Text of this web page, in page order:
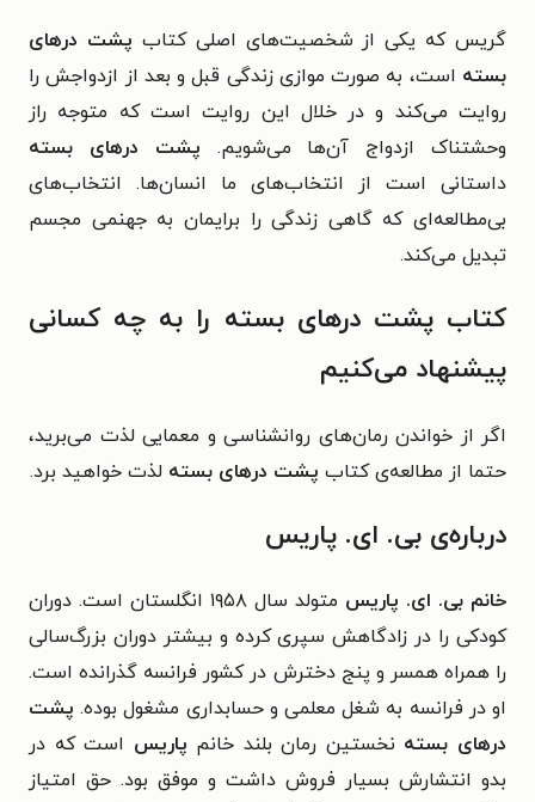
گریس که یکی از شخصیت‌های اصلی کتاب پشت درهای
بسته است، به صورت موازی زندگی قبل و بعد از ازدواجش را
روایت می‌کند و در خلال این روایت است که متوجه راز
وحشتناک ازدواج آن‌ها می‌شویم. پشت درهای بسته
داستانی است از انتخاب‌های ما انسان‌ها. انتخاب‌های
بی‌مطالعه‌ای که گاهی زندگی را برایمان به جهنمی مجسم
تبدیل می‌کند.
کتاب پشت درهای بسته را به چه کسانی
پیشنهاد می‌کنیم
اگر از خواندن رمان‌های روانشناسی و معمایی لذت می‌برید،
حتما از مطالعه‌ی کتاب پشت درهای بسته لذت خواهید برد.
درباره‌ی بی. ای. پاریس
خانم بی. ای. پاریس
متولد سال ۱۹۵۸ انگلستان است. دوران
کودکی را در زادگاهش سپری کرده و بیشتر دوران بزرگ‌سالی
را همراه همسر و پنج دخترش در کشور فرانسه گذرانده است.
او در فرانسه به شغل معلمی و حسابداری مشغول بوده. پشت
درهای بسته نخستین رمان بلند خانم پاریس است که در
بدو انتشارش بسیار فروش داشت و موفق بود. حق امتیاز